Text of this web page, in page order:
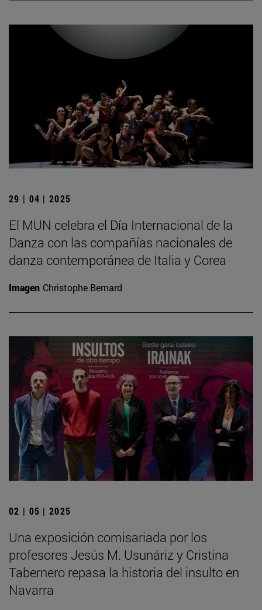
29 | 04 | 2025
El MUN celebra el Día Internacional de la
Danza con las compañías nacionales de
danza contemporánea de Italia y Corea
Imagen Christophe Bernard
02 | 05 | 2025
Una exposición comisariada por los
profesores Jesús M. Usunáriz y Cristina
Tabernero repasa la historia del insulto en
Navarra